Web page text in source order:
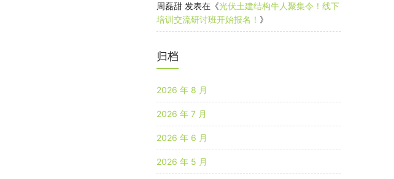
周磊甜 发表在《光伏土建结构牛人聚集令！线下
培训交流研讨班开始报名！ 》
归档
2026 年 8 月
2026 年 7 月
2026 年 6 月
2026 年 5 月